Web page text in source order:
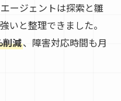
ージェントは探索と雛
いと整理できました。
減、障害対応時間も月